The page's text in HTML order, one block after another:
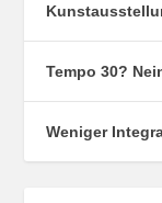
Tempo 30?
Weniger